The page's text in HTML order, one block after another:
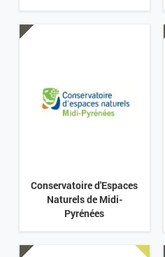
Conservatoire d'Espaces
Naturels de Midi-
Pyrénées